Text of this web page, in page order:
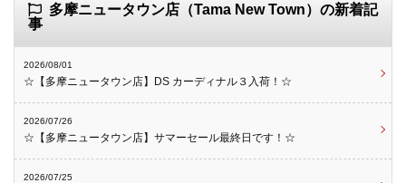
多摩ニュータウン店（Tama New Town）の新着記
事
2026/08/01
☆【多摩ニュータウン店】DS カーディナル３入荷！☆
2026/07/26
☆【多摩ニュータウン店】サマーセール最終日です！☆
2026/07/25